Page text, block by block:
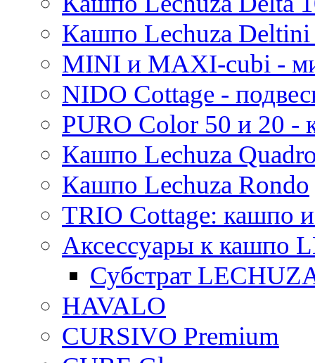
Pure
Кашпо Lechuza
MINI и MAXI-cubi -
NIDO Cottage -
PURO Color 50 и 20
Кашпо Lechuza
Кашпо Lechuza Rondo
TRIO Cottage: кашпо
Аксессуары к кашпо
Субстрат
HAVALO
CURSIVO Premium